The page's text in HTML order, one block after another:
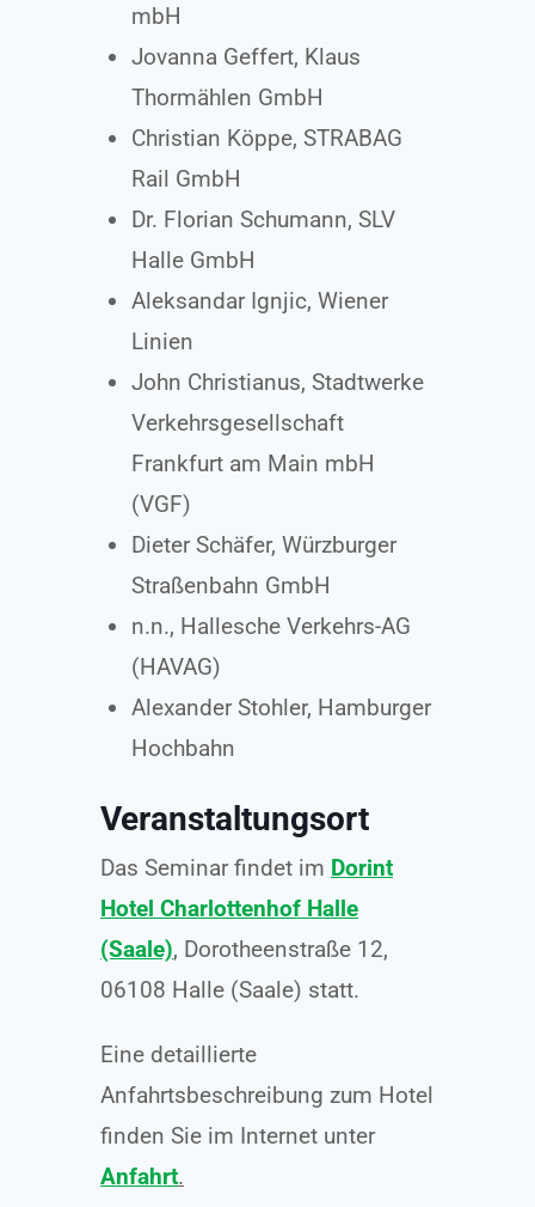
mbH
Jovanna Geffert, Klaus
Thormählen GmbH
Christian Köppe, STRABAG
Rail GmbH
Dr. Florian Schumann, SLV
Halle GmbH
Aleksandar Ignjic, Wiener
Linien
John Christianus, Stadtwerke
Verkehrsgesellschaft
Frankfurt am Main mbH
(VGF)
Dieter Schäfer, Würzburger
Straßenbahn GmbH
n.n., Hallesche Verkehrs-AG
(HAVAG)
Alexander Stohler, Hamburger
Hochbahn
Veranstaltungsort
Das Seminar findet im Dorint
Hotel Charlottenhof Halle
(Saale), Dorotheenstraße 12,
06108 Halle (Saale) statt.
Eine detaillierte
Anfahrtsbeschreibung zum Hotel
finden Sie im Internet unter
Anfahrt.